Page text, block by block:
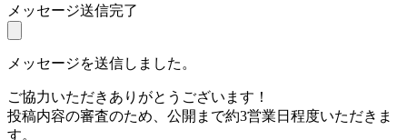
メッセージ送信完了
メッセージを送信しました。
ご協力いただきありがとうございます！
投稿内容の審査のため、公開まで約3営業日程度いただきま
す。